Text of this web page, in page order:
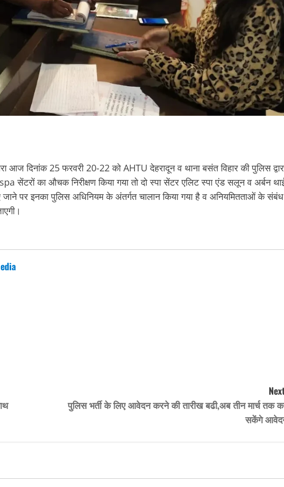
आज दिनांक 25 फरवरी 20-22 को AHTU देहरादून व थाना बसंत विहार की पुलिस
सेंटरों का औचक निरीक्षण किया गया तो दो स्पा सेंटर एलिट स्पा एंड सलून व अर्बन
जाने पर इनका पुलिस अधिनियम के अंतर्गत चालान किया गया है व अनियमितताओं के संबंध
पुलिस भर्ती के लिए आवेदन करने की तारीख बढी,अब तीन मार्च तक
सकेंगे